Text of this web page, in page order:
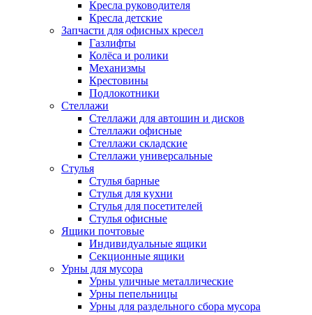
Кресла руководителя
Кресла детские
Запчасти для офисных кресел
Газлифты
Колёса и ролики
Механизмы
Крестовины
Подлокотники
Стеллажи
Стеллажи для автошин и дисков
Стеллажи офисные
Стеллажи складские
Стеллажи универсальные
Стулья
Стулья барные
Стулья для кухни
Стулья для посетителей
Стулья офисные
Ящики почтовые
Индивидуальные ящики
Секционные ящики
Урны для мусора
Урны уличные металлические
Урны пепельницы
Урны для раздельного сбора мусора